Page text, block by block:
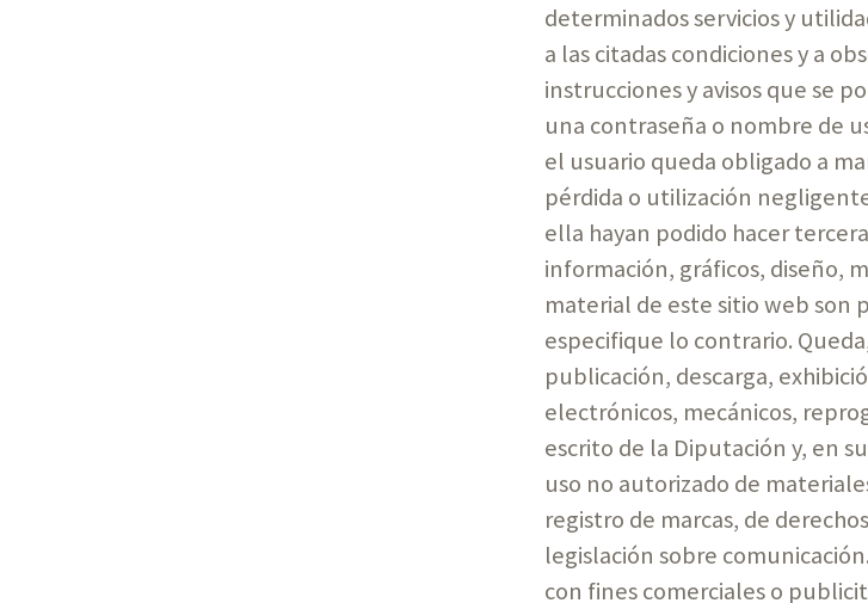
determinados servicios y
a las citadas condiciones y a
instrucciones y avisos que se
una contraseña o nombre de
el usuario queda obligado a
pérdida o utilización
ella hayan podido hacer
información, gráficos, diseño,
material de este sitio web son
especifique lo contrario.
publicación, descarga,
electrónicos, mecánicos,
escrito de la Diputación y, en
uso no autorizado de
registro de marcas, de
legislación sobre
con fines comerciales o